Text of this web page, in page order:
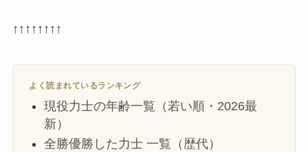
↑↑↑↑↑↑↑↑
よく読まれているランキング
現役力士の年齢一覧（若い順・2026最
新）
全勝優勝した力士 一覧（歴代）